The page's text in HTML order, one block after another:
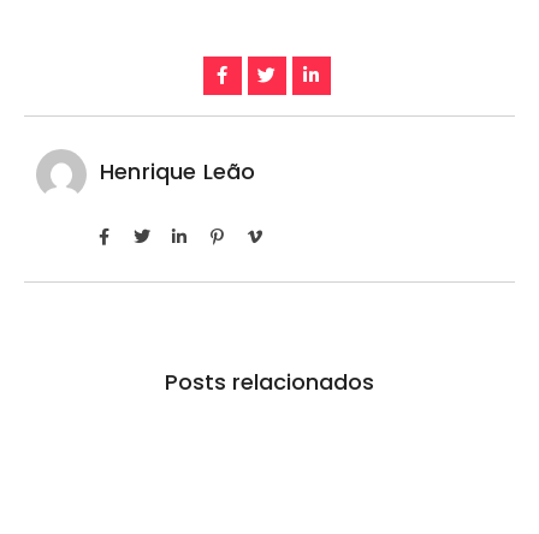
Henrique Leão
Posts relacionados